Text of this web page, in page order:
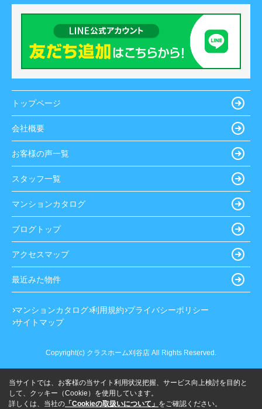
トップページ
会社概要
お客様の声一覧
スタッフ一覧
マンションカタログ
ブログトップ
アクセスマップ
最近みた物件
マンションカタログ 利用規約 プライバシーポリシー
サイトマップ
Copyright(c) クラスホーム刈谷店 All Rights Reserved.
当サイトでは、お客様の当サイト利用状況把握、サービス向上検討を目的と
して、クッキー（Cookie）を使用しています。
詳しくは、当社の 「Cookieの取扱いについて」 をご確認ください。